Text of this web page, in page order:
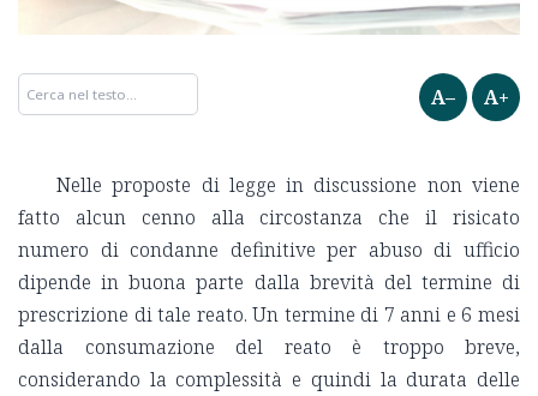
A– A+
Nelle proposte di legge in discussione non viene
fatto alcun cenno alla circostanza che il risicato
numero di condanne definitive per abuso di ufficio
dipende in buona parte dalla brevità del termine di
prescrizione di tale reato. Un termine di 7 anni e 6 mesi
dalla consumazione del reato è troppo breve,
considerando la complessità e quindi la durata delle